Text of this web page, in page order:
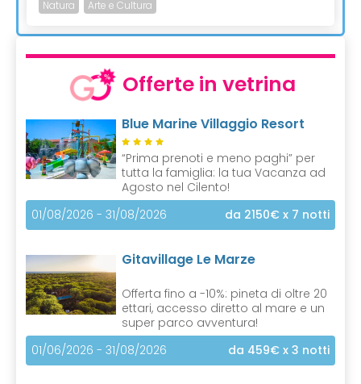
Natura Arte e Cultura
Offerte in vetrina
Blue Marine Villaggio Resort
“Prima prenoti e meno paghi” per
tutta la famiglia: la tua Vacanza ad
Agosto nel Cilento!
01/08/2026 - 31/08/2026
da 2150€ x 7 notti
Gitavillage Le Marze
Offerta fino a -10%: pineta di oltre 20
ettari, accesso diretto al mare e un
super parco avventura!
01/06/2026 - 31/08/2026
da 459€ x 3 notti